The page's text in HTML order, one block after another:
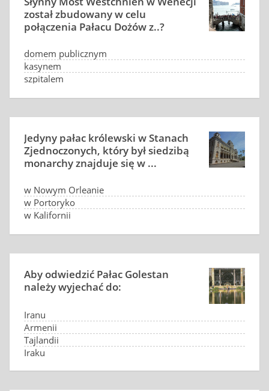
został zbudowany w celu
połączenia Pałacu Dożów z..?
domem publicznym
kasynem
szpitalem
Jedyny pałac królewski w Stanach
Zjednoczonych, który był siedzibą
monarchy znajduje się w ...
w Nowym Orleanie
w Portoryko
w Kalifornii
Aby odwiedzić Pałac Golestan
należy wyjechać do:
Iranu
Armenii
Tajlandii
Iraku